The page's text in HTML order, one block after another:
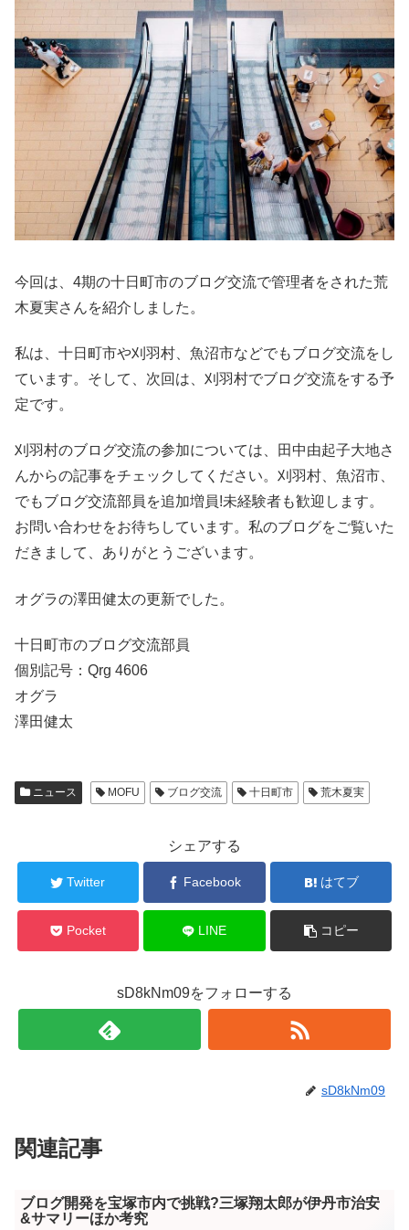
今回は、4期の十日町市のブログ交流で管理者をされた荒
木夏実さんを紹介しました。
私は、十日町市や刈羽村、魚沼市などでもブログ交流をし
ています。そして、次回は、刈羽村でブログ交流をする予
定です。
刈羽村のブログ交流の参加については、田中由起子大地さ
んからの記事をチェックしてください。刈羽村、魚沼市、
でもブログ交流部員を追加増員!未経験者も歓迎します。
お問い合わせをお待ちしています。私のブログをご覧いた
だきまして、ありがとうございます。
オグラの澤田健太の更新でした。
十日町市のブログ交流部員
個別記号：Qrg 4606
オグラ
澤田健太
ニュース MOFU ブログ交流 十日町市 荒木夏実
シェアする
Twitter Facebook はてブ
Pocket LINE コピー
sD8kNm09をフォローする
sD8kNm09
関連記事
ブログ開発を宝塚市内で挑戦?三塚翔太郎が伊丹市治安
&サマリーほか考究